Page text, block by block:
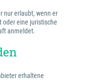
nur erlaubt, wenn er
oder eine juristische
anmeldet.
erhaltene